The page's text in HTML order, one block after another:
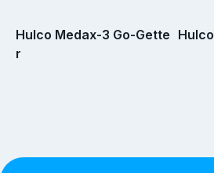
Hulco Medax-3 Go-Gette
r